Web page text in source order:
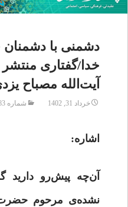
دشمنی با دشمنان
خدا/گفتاری
آیت‌الله مصباح
خرداد 31, 1402 شماره 483-484-خرداد 1402
اشاره:
آن‌چه پیش‌رو دارید
نشده‌ی مرحوم حضرت